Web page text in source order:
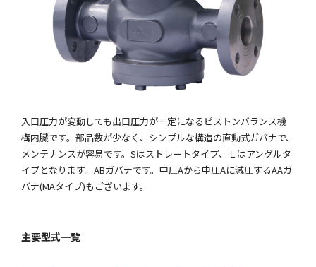
製品カタログ
入口圧力が変動しても出口圧力が一定になるピストンバランス機
構内臓です。部品数が少なく、シンプルな構造の直動式ガバナで、
メンテナンスが容易です。Sはストレートタイプ、Ｌはアングルタ
イプとなります。ABガバナです。中圧Aから中圧Aに減圧するAAガ
バナ(MAタイプ)もございます。
主要型式一覧